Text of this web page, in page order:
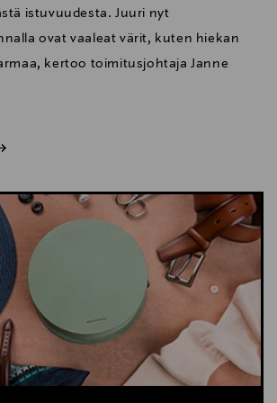
istuvuudesta. Juuri nyt
ovat vaaleat värit, kuten hiekan
kertoo toimitusjohtaja Janne